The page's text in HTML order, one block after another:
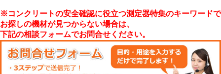
※コンクリートの安全確認に役立つ測定器特集のキーワードで
お探しの機材が見つからない場合は、
下記の相談フォームでお問合せください。